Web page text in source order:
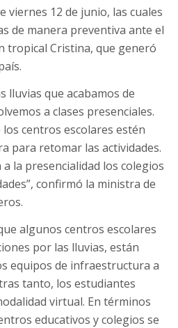
viernes 12 de junio, las cuales
de manera preventiva ante el
tropical Cristina, que generó
lluvias que acabamos de
a clases presenciales.
centros escolares estén
para retomar las actividades.
la presencialidad los colegios
confirmó la ministra de
algunos centros escolares
por las lluvias, están
equipos de infraestructura a
tanto, los estudiantes
virtual. En términos
educativos y colegios se